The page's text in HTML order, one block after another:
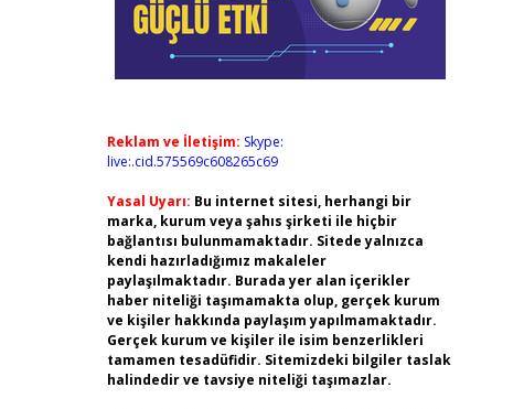
Reklam ve İletişim: Skype:
live:.cid.575569c608265c69
Yasal Uyarı: Bu internet sitesi, herhangi bir
marka, kurum veya şahıs şirketi ile hiçbir
bağlantısı bulunmamaktadır. Sitede yalnızca
kendi hazırladığımız makaleler
paylaşılmaktadır. Burada yer alan içerikler
haber niteliği taşımamakta olup, gerçek kurum
ve kişiler hakkında paylaşım yapılmamaktadır.
Gerçek kurum ve kişiler ile isim benzerlikleri
tamamen tesadüfidir. Sitemizdeki bilgiler taslak
halindedir ve tavsiye niteliği taşımazlar.